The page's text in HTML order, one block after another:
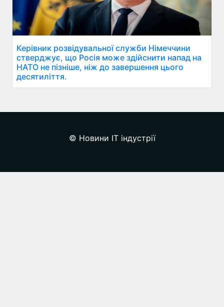
Керівник розвідувальної служби Німеччини
стверджує, що Росія може здійснити напад на
НАТО не пізніше, ніж до завершення цього
десятиліття.
© Новини IT індустрії